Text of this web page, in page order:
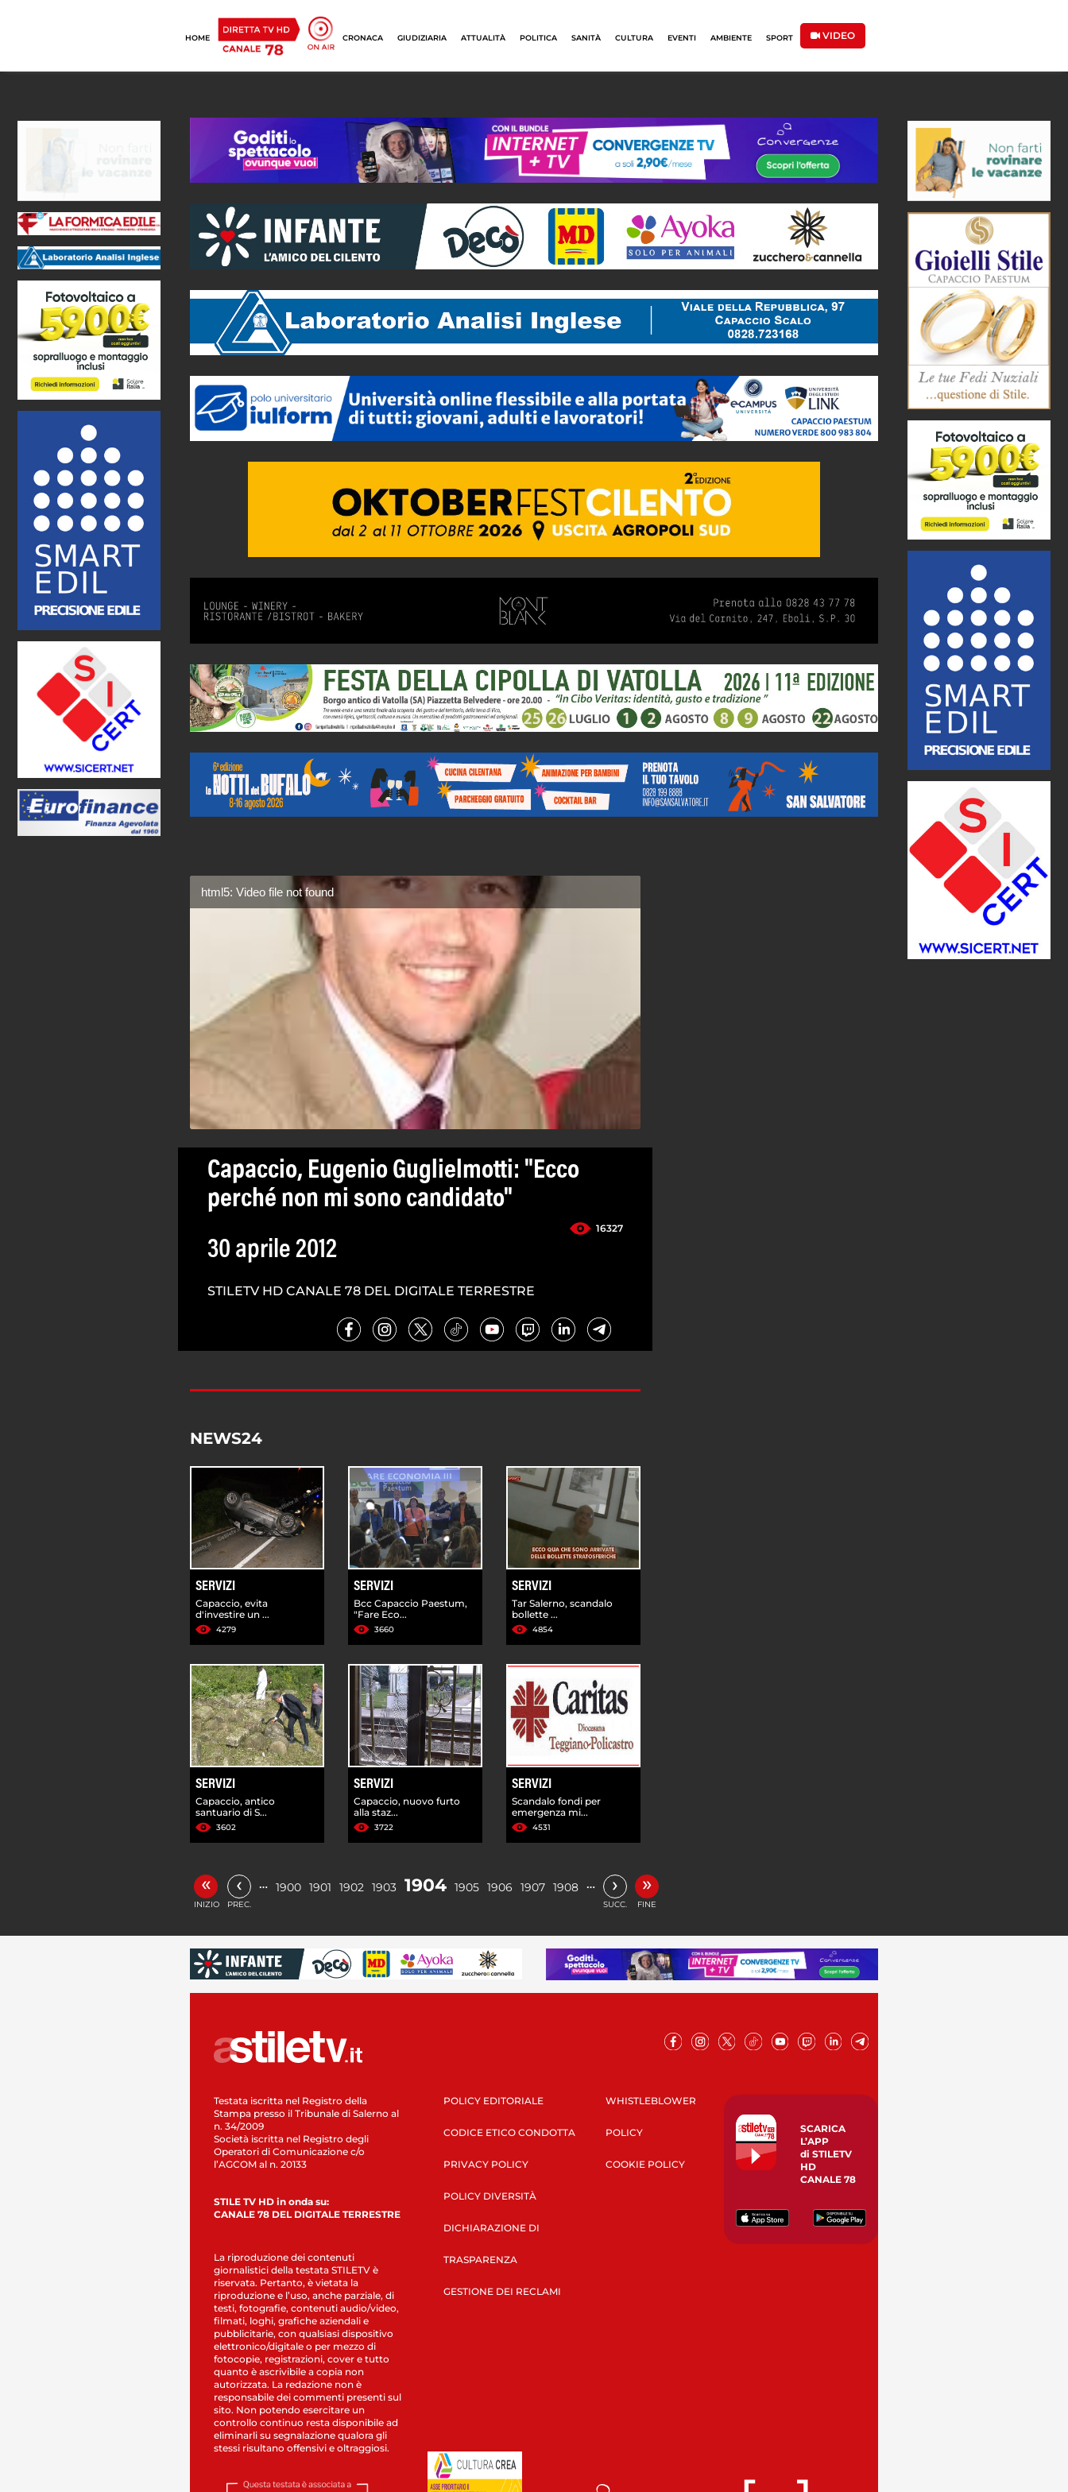
HOME CRONACA GIUDIZIARIA ATTUALITÀ POLITICA SANITÀ CULTURA EVENTI AMBIENTE SPORT VIDEO
html5: Video file not found
Capaccio, Eugenio Guglielmotti: "Ecco
perché non mi sono candidato"
16327
30 aprile 2012
STILETV HD CANALE 78 DEL DIGITALE TERRESTRE
NEWS24
SERVIZI
Capaccio, evita
d'investire un ...
4279
SERVIZI
Bcc Capaccio Paestum,
"Fare Eco...
3660
SERVIZI
Tar Salerno, scandalo
bollette ...
4854
SERVIZI
Capaccio, antico
santuario di S...
3602
SERVIZI
Capaccio, nuovo furto
alla staz...
3722
SERVIZI
Scandalo fondi per
emergenza mi...
4531
«
INIZIO
‹
PREC.
… 1900 1901 1902 1903 1904 1905 1906 1907 1908 … ›
SUCC.
»
FINE
Testata iscritta nel Registro della
Stampa presso il Tribunale di Salerno al
n. 34/2009
Società iscritta nel Registro degli
Operatori di Comunicazione c/o
l’AGCOM al n. 20133
STILE TV HD in onda su:
CANALE 78 DEL DIGITALE TERRESTRE
La riproduzione dei contenuti
giornalistici della testata STILETV è
riservata. Pertanto, è vietata la
riproduzione e l’uso, anche parziale, di
testi, fotografie, contenuti audio/video,
filmati, loghi, grafiche aziendali e
pubblicitarie, con qualsiasi dispositivo
elettronico/digitale o per mezzo di
fotocopie, registrazioni, cover e tutto
quanto è ascrivibile a copia non
autorizzata. La redazione non è
responsabile dei commenti presenti sul
sito. Non potendo esercitare un
controllo continuo resta disponibile ad
eliminarli su segnalazione qualora gli
stessi risultano offensivi e oltraggiosi.
POLICY EDITORIALE
CODICE ETICO CONDOTTA
PRIVACY POLICY
POLICY DIVERSITÀ
DICHIARAZIONE DI
TRASPARENZA
GESTIONE DEI RECLAMI
WHISTLEBLOWER
POLICY
COOKIE POLICY
SCARICA
L’APP
di STILETV
HD
CANALE 78